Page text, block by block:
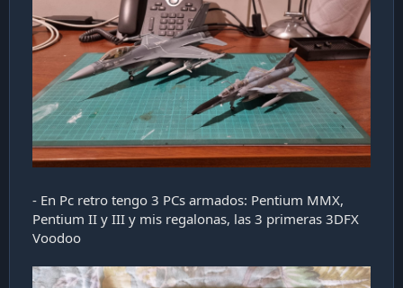
- En Pc retro tengo 3 PCs armados: Pentium MMX,
Pentium II y III y mis regalonas, las 3 primeras 3DFX
Voodoo